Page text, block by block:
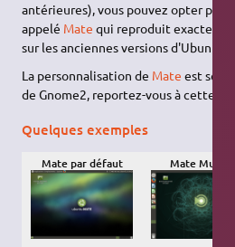
antérieures), vous pouvez opter pour
appelé Mate qui reproduit
sur les anciennes versions d'Ubuntu.
La personnalisation de Mate est
de Gnome2, reportez-vous à cette
Quelques exemples
Mate par défaut Mate Mutiny